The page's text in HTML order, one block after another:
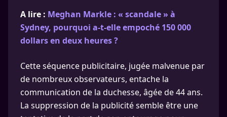
A lire : Meghan Markle : « scandale » à
Sydney, pourquoi a-t-elle empoché 150 000
dollars en deux heures ?
Cette séquence publicitaire, jugée malvenue par
de nombreux observateurs, entache la
communication de la duchesse, âgée de 44 ans.
La suppression de la publicité semble être une